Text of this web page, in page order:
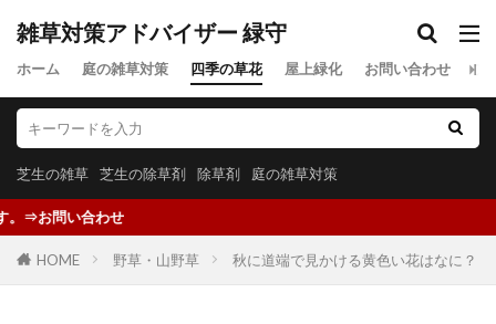
雑草対策アドバイザー 緑守
ホーム 庭の雑草対策 四季の草花 屋上緑化 お問い合わせ プ
芝生の雑草 芝生の除草剤 除草剤 庭の雑草対策
HOME 野草・山野草 秋に道端で見かける黄色い花はなに？